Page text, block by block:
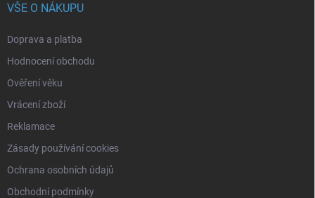
VŠE O NÁKUPU
Doprava a platba
Hodnocení obchodu
Ověření věku
Vrácení zboží
Reklamace
Zásady používání cookies
Ochrana osobních údajů
Obchodní podmínky